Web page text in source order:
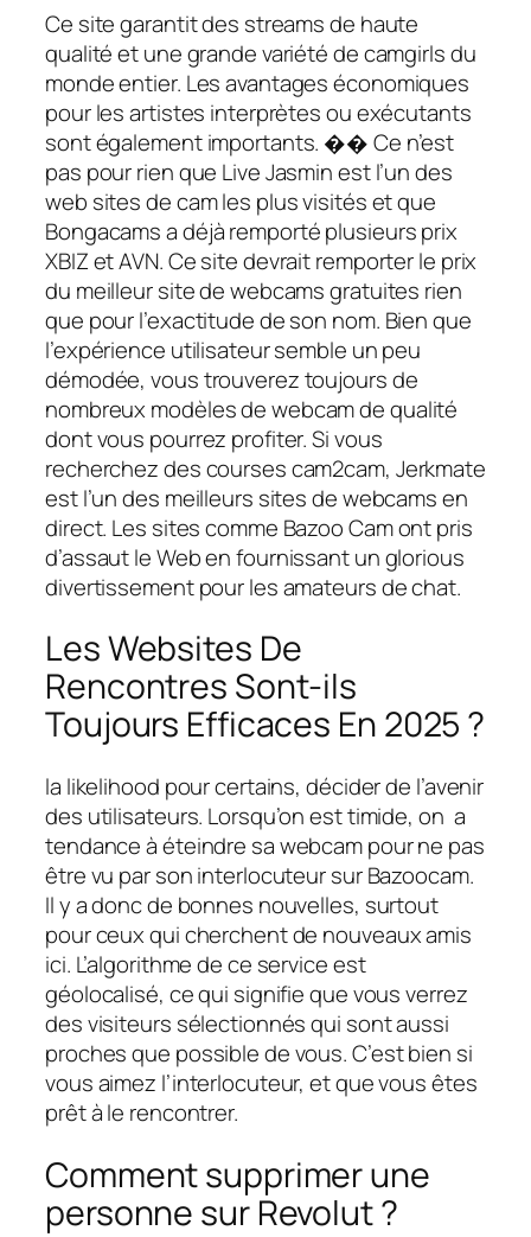
Ce site garantit des streams de haute
qualité et une grande variété de camgirls du
monde entier. Les avantages économiques
pour les artistes interprètes ou exécutants
sont également importants. �� Ce n’est
pas pour rien que Live Jasmin est l’un des
web sites de cam les plus visités et que
Bongacams a déjà remporté plusieurs prix
XBIZ et AVN. Ce site devrait remporter le prix
du meilleur site de webcams gratuites rien
que pour l’exactitude de son nom. Bien que
l’expérience utilisateur semble un peu
démodée, vous trouverez toujours de
nombreux modèles de webcam de qualité
dont vous pourrez profiter. Si vous
recherchez des courses cam2cam, Jerkmate
est l’un des meilleurs sites de webcams en
direct. Les sites comme Bazoo Cam ont pris
d’assaut le Web en fournissant un glorious
divertissement pour les amateurs de chat.
Les Websites De
Rencontres Sont-ils
Toujours Efficaces En 2025 ?
la likelihood pour certains, décider de l’avenir
des utilisateurs. Lorsqu’on est timide, on a
tendance à éteindre sa webcam pour ne pas
être vu par son interlocuteur sur Bazoocam.
Il y a donc de bonnes nouvelles, surtout
pour ceux qui cherchent de nouveaux amis
ici. L’algorithme de ce service est
géolocalisé, ce qui signifie que vous verrez
des visiteurs sélectionnés qui sont aussi
proches que possible de vous. C’est bien si
vous aimez l’interlocuteur, et que vous êtes
prêt à le rencontrer.
Comment supprimer une
personne sur Revolut ?